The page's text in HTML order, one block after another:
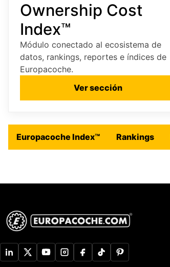
Ownership Cost
Index™
Módulo conectado al ecosistema de
datos, rankings, reportes e índices de
Europacoche.
Ver sección
Europacoche Index™ Rankings